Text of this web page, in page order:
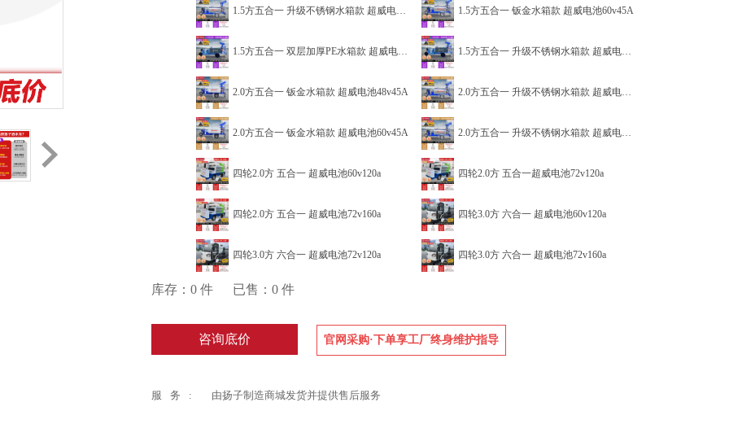
1.5方五合一 升级不锈钢水箱款 超威电池48v45A 1.5方五合一 钣金水箱款 超威电池60v45A
1.5方五合一 双层加厚PE水箱款 超威电池60v45A 1.5方五合一 升级不锈钢水箱款 超威电池60v45A
2.0方五合一 钣金水箱款 超威电池48v45A 2.0方五合一 升级不锈钢水箱款 超威电池48v45A
2.0方五合一 钣金水箱款 超威电池60v45A 2.0方五合一 升级不锈钢水箱款 超威电池60v45A
四轮2.0方 五合一 超威电池60v120a 四轮2.0方 五合一超威电池72v120a
四轮2.0方 五合一 超威电池72v160a 四轮3.0方 六合一 超威电池60v120a
四轮3.0方 六合一 超威电池72v120a 四轮3.0方 六合一 超威电池72v160a
库存： 0 件 已售： 0 件
咨询底价 官网采购·下单享工厂终身维护指导
服务 : 由扬子制造商城发货并提供售后服务